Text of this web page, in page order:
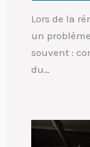
Lors de la
un
souvent :
du…